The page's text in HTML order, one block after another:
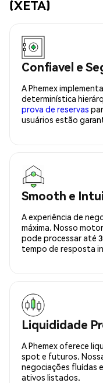
(XETA)
Confiavel e
A Phemex
determinística
prova de reservas
usuários estão
Smooth e
A experiência de
máxima. Nosso
pode processar até
tempo de resposta
Liquididade
A Phemex oferece
spot e futuros.
negociações fluídas
ativos listados.